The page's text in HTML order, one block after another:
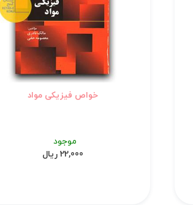
خواص فیزیکی مواد
موجود
22,000 ریال